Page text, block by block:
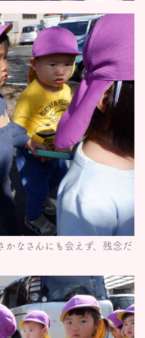
なさんにも会えず、残念だ